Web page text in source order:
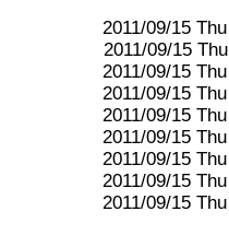
2011/09/15 Thu
2011/09/15 Thu
2011/09/15 Thu
2011/09/15 Thu
2011/09/15 Thu
2011/09/15 Thu
2011/09/15 Thu
2011/09/15 Thu
2011/09/15 Thu